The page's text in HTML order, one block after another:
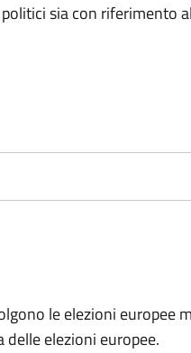
sia con riferimento
le elezioni europee
elezioni europee.